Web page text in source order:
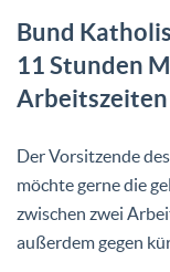
Bund
11 Stunden
Arbeitszeiten
Der Vorsitzende
möchte gerne die
zwischen zwei
außerdem gegen